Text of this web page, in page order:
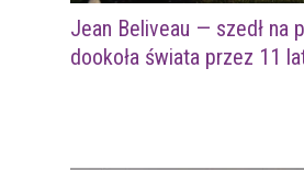
Jean Beliveau — szedł na
dookoła świata przez 11